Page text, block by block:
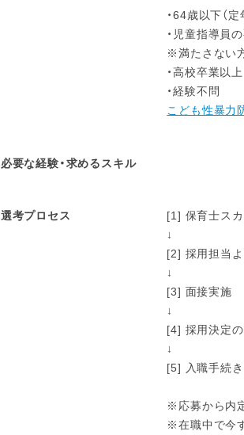
・64歳以下（
・児童指導員
※満たさない
・高校卒業以上
・経験不問
こども性暴力
必要な経験・求めるスキル
選考プロセス
[1] 保育士ス
↓
[2] 採用担当
↓
[3] 面接実施
↓
[4] 採用決定
↓
[5] 入職手続
※応募から内
※在職中で今